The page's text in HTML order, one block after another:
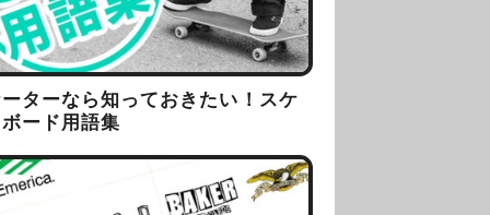
ターなら知っておきたい！スケ
ード用語集